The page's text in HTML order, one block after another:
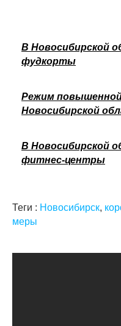
В Новосибирской
фудкорты
Режим
Новосибирской
В Новосибирской
фитнес-центры
Теги : Новосибирск,
меры